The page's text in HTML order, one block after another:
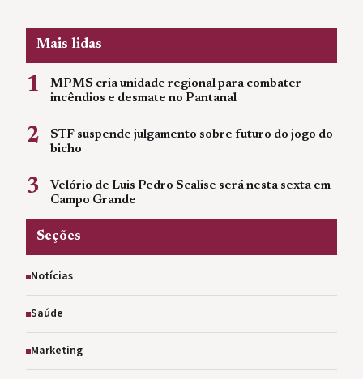
Mais lidas
1
MPMS cria unidade regional para combater
incêndios e desmate no Pantanal
2
STF suspende julgamento sobre futuro do jogo do
bicho
3
Velório de Luis Pedro Scalise será nesta sexta em
Campo Grande
Seções
Notícias
Saúde
Marketing